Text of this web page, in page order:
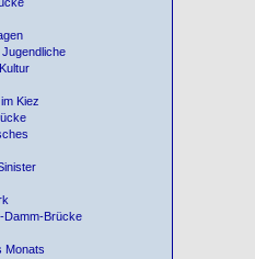
Jugendliche
Kiez
Damm-Brücke
Monats